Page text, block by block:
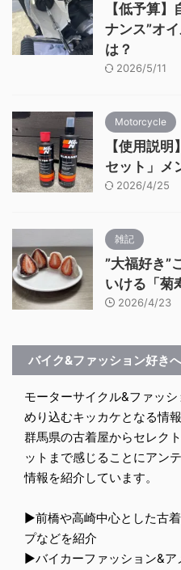
【低予算
ナンス”オ
は？
2026/5/11
Motorcycle
【使用説
セット」メ
2026/4/25
雑記
”大福好き”
いける「菊
2026/4/23
バイク&ファッション好きへ
モーターサイクル&ファッ
めり込むキッカケとなる情
群馬県の古着屋からセレク
ットまで感じることにアン
情報を紹介しています。
▶︎前橋や高崎中心とした古
プなどを紹介
▶︎バイカーファッション&